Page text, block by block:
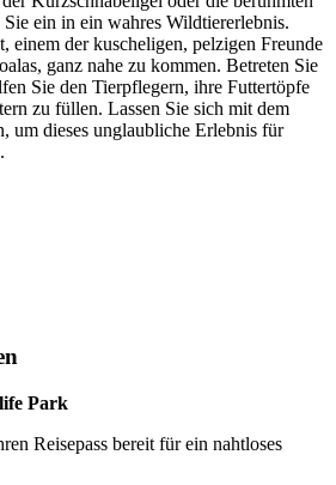
ein in ein wahres Wildtiererlebnis.
einem der kuscheligen, pelzigen Freunde
ganz nahe zu kommen. Betreten Sie
Sie den Tierpflegern, ihre Futtertöpfe
zu füllen. Lassen Sie sich mit dem
um dieses unglaubliche Erlebnis für
Park
Reisepass bereit für ein nahtloses